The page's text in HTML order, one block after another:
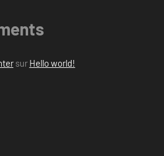
sur Hello world!